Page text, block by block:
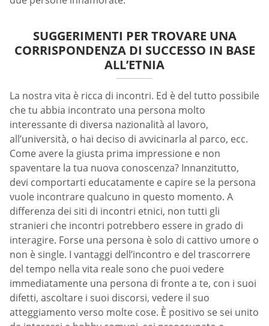
SUGGERIMENTI PER TROVARE UNA
CORRISPONDENZA DI SUCCESSO IN BASE
ALL’ETNIA
La nostra vita è ricca di incontri. Ed è del tutto possibile
che tu abbia incontrato una persona molto
interessante di diversa nazionalità al lavoro,
all’università, o hai deciso di avvicinarla al parco, ecc.
Come avere la giusta prima impressione e non
spaventare la tua nuova conoscenza? Innanzitutto,
devi comportarti educatamente e capire se la persona
vuole incontrare qualcuno in questo momento. A
differenza dei siti di incontri etnici, non tutti gli
stranieri che incontri potrebbero essere in grado di
interagire. Forse una persona è solo di cattivo umore o
non è single. I vantaggi dell’incontro e del trascorrere
del tempo nella vita reale sono che puoi vedere
immediatamente una persona di fronte a te, con i suoi
difetti, ascoltare i suoi discorsi, vedere il suo
atteggiamento verso molte cose. È positivo se sei unito